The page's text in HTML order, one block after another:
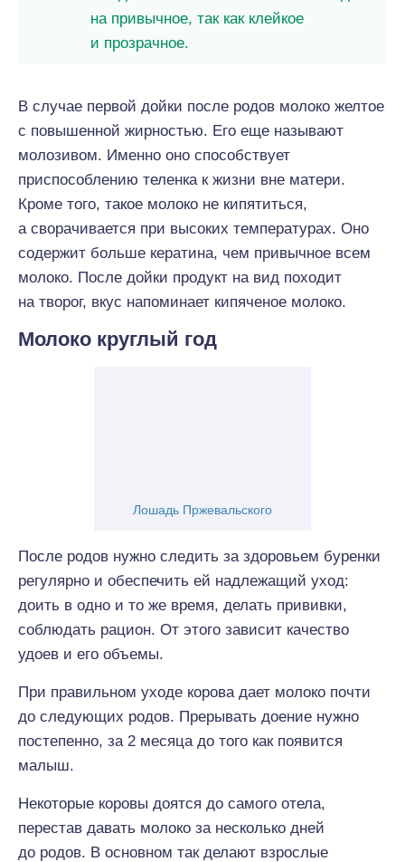
на привычное, так как клейкое
и прозрачное.
В случае первой дойки после родов молоко желтое
с повышенной жирностью. Его еще называют
молозивом. Именно оно способствует
приспособлению теленка к жизни вне матери.
Кроме того, такое молоко не кипятиться,
а сворачивается при высоких температурах. Оно
содержит больше кератина, чем привычное всем
молоко. После дойки продукт на вид походит
на творог, вкус напоминает кипяченое молоко.
Молоко круглый год
Лошадь Пржевальского
После родов нужно следить за здоровьем буренки
регулярно и обеспечить ей надлежащий уход:
доить в одно и то же время, делать прививки,
соблюдать рацион. От этого зависит качество
удоев и его объемы.
При правильном уходе корова дает молоко почти
до следующих родов. Прерывать доение нужно
постепенно, за 2 месяца до того как появится
малыш.
Некоторые коровы доятся до самого отела,
перестав давать молоко за несколько дней
до родов. В основном так делают взрослые